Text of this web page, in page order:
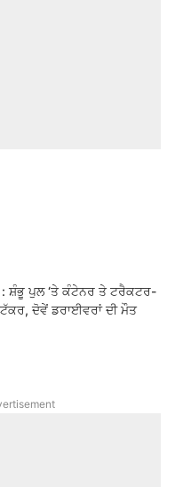
ਸ਼ੰਭੂ ਪੁਲ ‘ਤੇ ਕੰਟੇਨਰ ਤੇ ਟਰੈਕਟਰ-
ਦੋਵੇਂ ਡਰਾਈਵਰਾਂ ਦੀ ਮੌਤ